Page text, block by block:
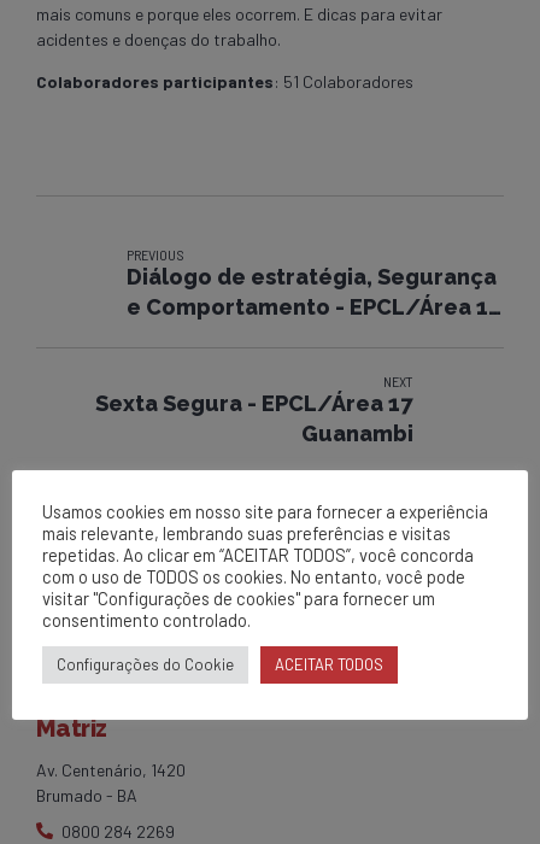
mais comuns e porque eles ocorrem. E dicas para evitar
acidentes e doenças do trabalho.
Colaboradores participantes: 51 Colaboradores
PREVIOUS
Diálogo de estratégia, Segurança
e Comportamento - EPCL/Área 17
NEXT
Sexta Segura - EPCL/Área 17
Guanambi
Matriz
Av. Centenário, 1420
Brumado - BA
0800 284 2269
Usamos cookies em nosso site para fornecer a experiência
mais relevante, lembrando suas preferências e visitas
repetidas. Ao clicar em “ACEITAR TODOS”, você concorda
com o uso de TODOS os cookies. No entanto, você pode
visitar "Configurações de cookies" para fornecer um
consentimento controlado.
Configurações do Cookie ACEITAR TODOS